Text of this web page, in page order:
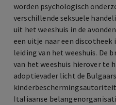
worden psychologisch
verschillende seksuele
uit het weeshuis in de
een uitje naar een
leiding van het weeshuis. De
van het weeshuis hierover te
adoptievader licht de
Italiaanse